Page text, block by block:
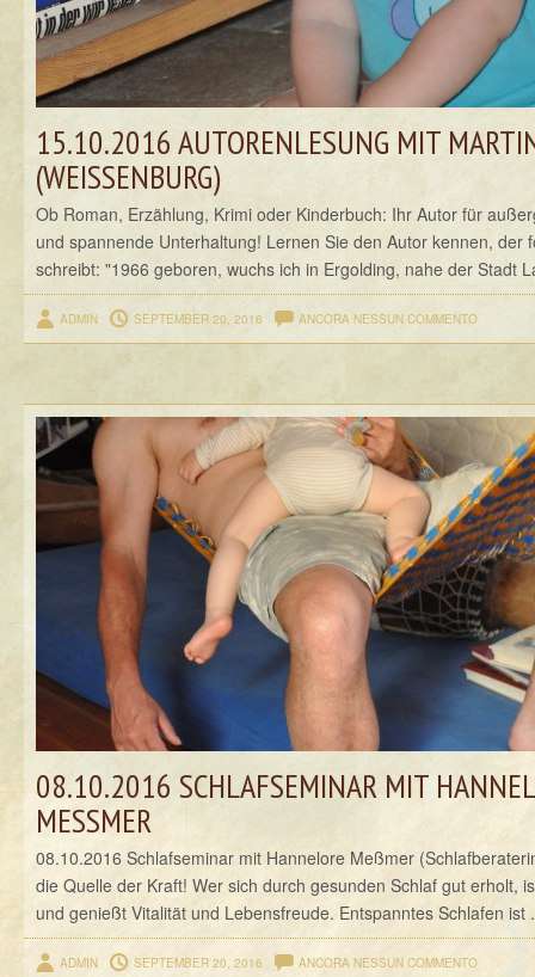
15.10.2016 AUTORENLESUNG MIT
(WEISSENBURG)
Ob Roman, Erzählung, Krimi oder Kinderbuch: Ihr Autor für
und spannende Unterhaltung! Lernen Sie den Autor kennen, der
schreibt: "1966 geboren, wuchs ich in Ergolding, nahe der Stadt
ADMIN SEPTEMBER 20, 2016 ANCORA NESSUN COMMENTO
08.10.2016 SCHLAFSEMINAR MIT
MESSMER
08.10.2016 Schlafseminar mit Hannelore Meßmer
die Quelle der Kraft! Wer sich durch gesunden Schlaf gut erholt,
und genießt Vitalität und Lebensfreude. Entspanntes Schlafen ist
ADMIN SEPTEMBER 20, 2016 ANCORA NESSUN COMMENTO